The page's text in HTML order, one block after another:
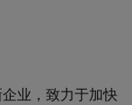
业，致力于加快